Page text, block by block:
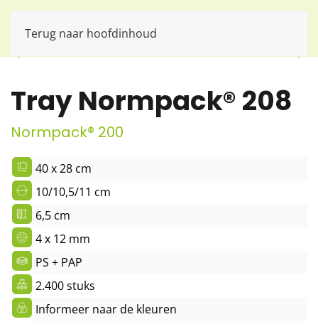
Terug naar hoofdinhoud
Tray Normpack® 208
Normpack® 200
40 x 28 cm
10/10,5/11 cm
6,5 cm
4 x 12 mm
PS + PAP
2.400 stuks
Informeer naar de kleuren